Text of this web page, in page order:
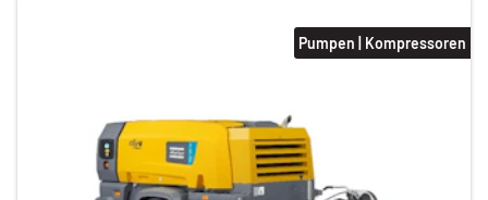
Pumpen | Kompressoren